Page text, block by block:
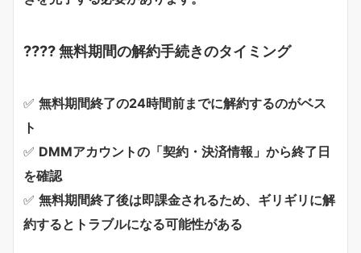
???? 無料期間の解約手続きのタイミング
✅ 無料期間終了の24時間前までに解約するのがベス
ト
✅ DMMアカウントの「契約・決済情報」から終了日
を確認
✅ 無料期間終了後は即課金されるため、ギリギリに解
約するとトラブルになる可能性がある